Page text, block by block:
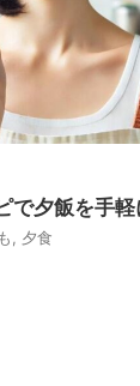
で夕飯を手
夕食